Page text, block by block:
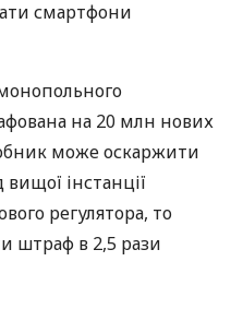
смартфони
на 20 млн нових
може оскаржити
інстанції
регулятора, то
штраф в 2,5 рази